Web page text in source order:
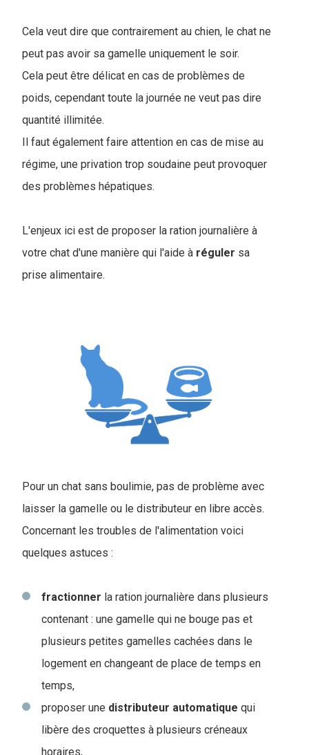
Cela veut dire que contrairement au chien, le chat ne
peut pas avoir sa gamelle uniquement le soir.
Cela peut être délicat en cas de problèmes de
poids, cependant toute la journée ne veut pas dire
quantité illimitée.
Il faut également faire attention en cas de mise au
régime, une privation trop soudaine peut provoquer
des problèmes hépatiques.
L'enjeux ici est de proposer la ration journalière à
votre chat d'une manière qui l'aide à réguler sa
prise alimentaire.
Pour un chat sans boulimie, pas de problème avec
laisser la gamelle ou le distributeur en libre accès.
Concernant les troubles de l'alimentation voici
quelques astuces :
fractionner la ration journalière dans plusieurs
contenant : une gamelle qui ne bouge pas et
plusieurs petites gamelles cachées dans le
logement en changeant de place de temps en
temps,
proposer une distributeur automatique qui
libère des croquettes à plusieurs créneaux
horaires,